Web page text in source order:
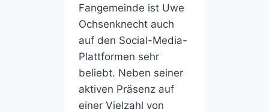
Fangemeinde ist Uwe
Ochsenknecht auch
auf den Social-Media-
Plattformen sehr
beliebt. Neben seiner
aktiven Präsenz auf
einer Vielzahl von